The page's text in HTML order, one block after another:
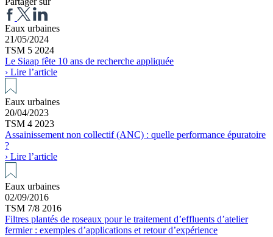
Eaux urbaines
21/05/2024
TSM 5 2024
Le Siaap fête 10 ans de recherche appliquée
› Lire l’article
Eaux urbaines
20/04/2023
TSM 4 2023
Assainissement non collectif (ANC) : quelle performance épuratoire
?
› Lire l’article
Eaux urbaines
02/09/2016
TSM 7/8 2016
Filtres plantés de roseaux pour le traitement d’effluents d’atelier
fermier : exemples d’applications et retour d’expérience